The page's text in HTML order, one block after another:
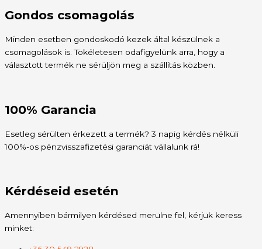
Gondos csomagolás
Minden esetben gondoskodó kezek által készülnek a
csomagolások is. Tökéletesen odafigyelünk arra, hogy a
választott termék ne sérüljön meg a szállítás közben.
100% Garancia
Esetleg sérülten érkezett a termék? 3 napig kérdés nélküli
100%-os pénzvisszafizetési garanciát vállalunk rá!
Kérdéseid esetén
Amennyiben bármilyen kérdésed merülne fel, kérjük keress
minket: